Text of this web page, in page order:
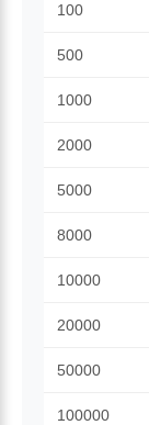
100
500
1000
2000
5000
8000
10000
20000
50000
100000